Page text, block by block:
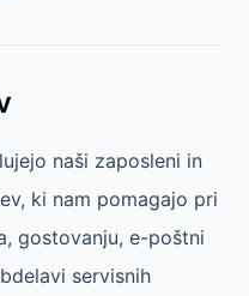
naši zaposleni in
ki nam pomagajo pri
gostovanju, e-poštni
servisnih